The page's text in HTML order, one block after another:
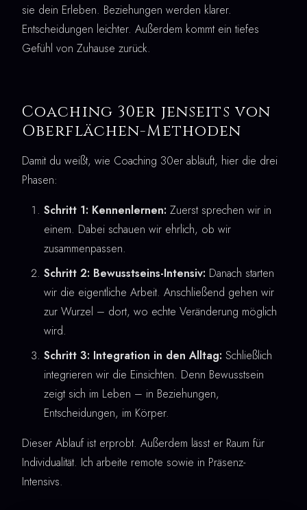
sie dein Erleben. Beziehungen werden klarer.
Entscheidungen leichter. Außerdem kommt ein tiefes
Gefühl von Zuhause zurück.
Coaching 30er jenseits von
Oberflächen-Methoden
Damit du weißt, wie Coaching 30er abläuft, hier die drei
Phasen:
Schritt 1: Kennenlernen: Zuerst sprechen wir in
einem. Dabei schauen wir ehrlich, ob wir
zusammenpassen.
Schritt 2: Bewusstseins-Intensiv: Danach starten
wir die eigentliche Arbeit. Anschließend gehen wir
zur Wurzel – dort, wo echte Veränderung möglich
wird.
Schritt 3: Integration in den Alltag: Schließlich
integrieren wir die Einsichten. Denn Bewusstsein
zeigt sich im Leben – in Beziehungen,
Entscheidungen, im Körper.
Dieser Ablauf ist erprobt. Außerdem lässt er Raum für
Individualität. Ich arbeite remote sowie in Präsenz-
Intensivs.